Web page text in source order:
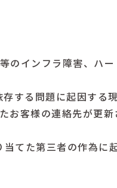
のインフラ障害、ハー
する問題に起因する
お客様の連絡先が更新
てた第三者の作為に